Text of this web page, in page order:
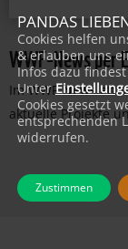
WWF-News per
Im WWF-
aktuelle Projekte
PANDAS
Cookies helfen
& erlauben uns
Infos dazu
Unter
Cookies gesetzt
entsprechenden
widerrufen.
Zustimmen